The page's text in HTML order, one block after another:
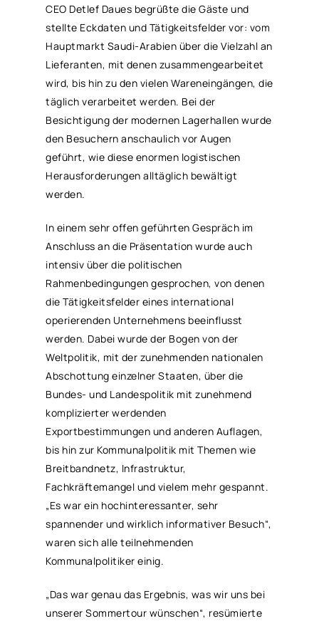
CEO Detlef Daues begrüßte die Gäste und
stellte Eckdaten und Tätigkeitsfelder vor: vom
Hauptmarkt Saudi-Arabien über die Vielzahl an
Lieferanten, mit denen zusammengearbeitet
wird, bis hin zu den vielen Wareneingängen, die
täglich verarbeitet werden. Bei der
Besichtigung der modernen Lagerhallen wurde
den Besuchern anschaulich vor Augen
geführt, wie diese enormen logistischen
Herausforderungen alltäglich bewältigt
werden.
In einem sehr offen geführten Gespräch im
Anschluss an die Präsentation wurde auch
intensiv über die politischen
Rahmenbedingungen gesprochen, von denen
die Tätigkeitsfelder eines international
operierenden Unternehmens beeinflusst
werden. Dabei wurde der Bogen von der
Weltpolitik, mit der zunehmenden nationalen
Abschottung einzelner Staaten, über die
Bundes- und Landespolitik mit zunehmend
komplizierter werdenden
Exportbestimmungen und anderen Auflagen,
bis hin zur Kommunalpolitik mit Themen wie
Breitbandnetz, Infrastruktur,
Fachkräftemangel und vielem mehr gespannt.
„Es war ein hochinteressanter, sehr
spannender und wirklich informativer Besuch“,
waren sich alle teilnehmenden
Kommunalpolitiker einig.
„Das war genau das Ergebnis, was wir uns bei
unserer Sommertour wünschen“, resümierte